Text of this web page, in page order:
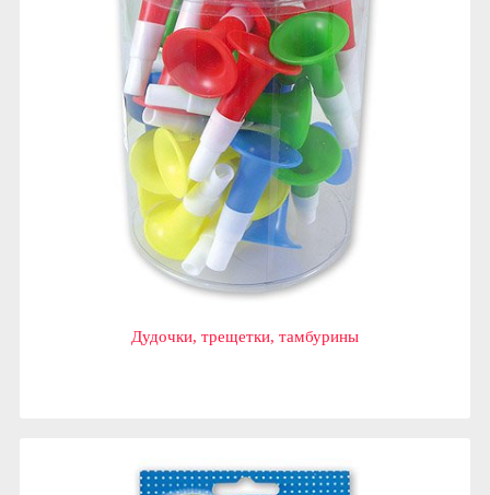
Дудочки, трещетки, тамбурины